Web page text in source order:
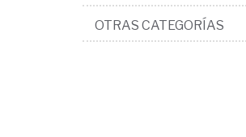
OTRAS CATEGORÍAS